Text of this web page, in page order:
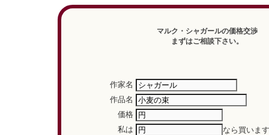
マルク・シャガールの価格交渉
まずはご相談下さい。
作家名
作品名
価格
私は
なら買いま